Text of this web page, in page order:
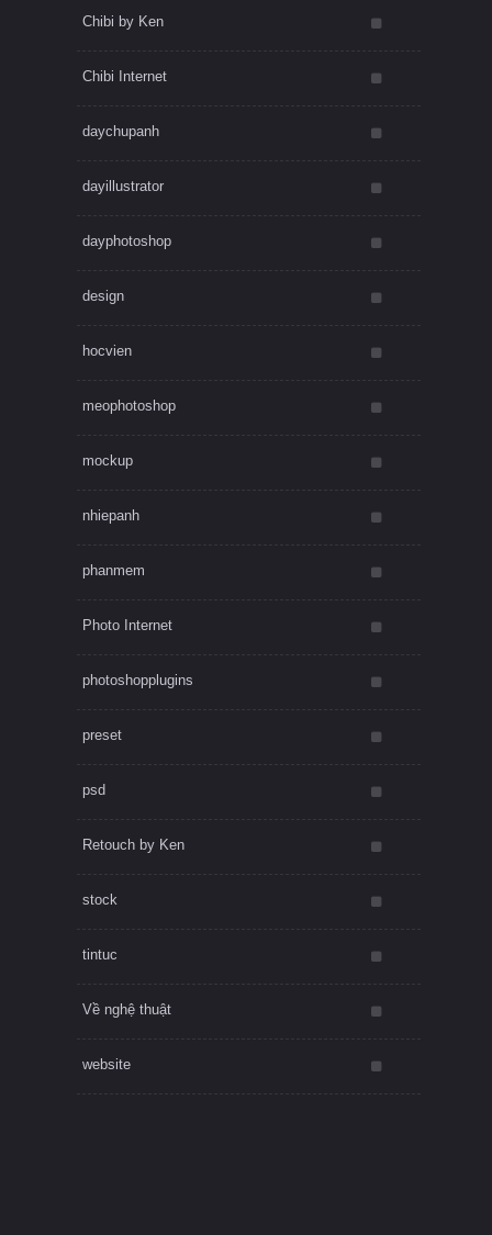
Chibi by Ken
Chibi Internet
daychupanh
dayillustrator
dayphotoshop
design
hocvien
meophotoshop
mockup
nhiepanh
phanmem
Photo Internet
photoshopplugins
preset
psd
Retouch by Ken
stock
tintuc
Về nghệ thuật
website